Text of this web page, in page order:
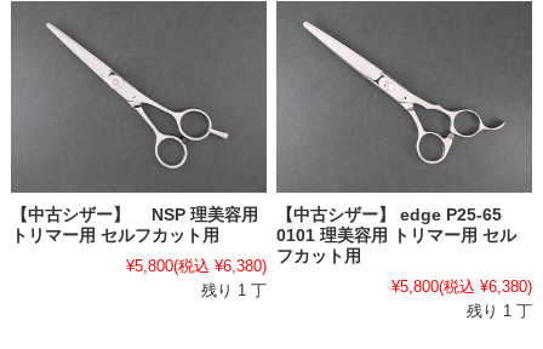
【中古シザー】 NSP 理美容用
トリマー用 セルフカット用
¥5,800(税込 ¥6,380)
残り 1 丁
【中古シザー】 edge P25-65
0101 理美容用 トリマー用 セル
フカット用
¥5,800(税込 ¥6,380)
残り 1 丁